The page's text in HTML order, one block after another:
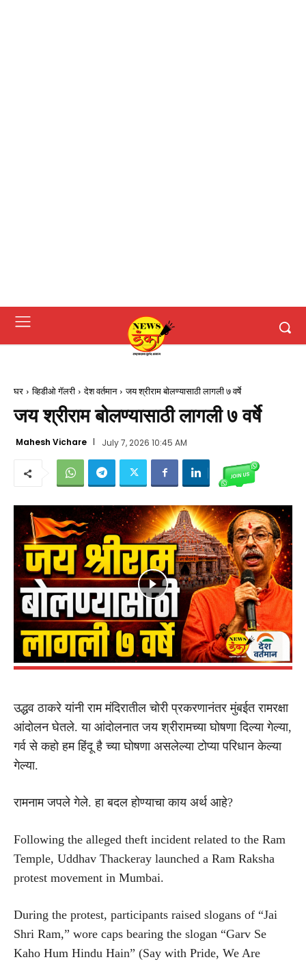
घर व्हिडीओ गॅलरी देश वर्तमान जय श्रीराम बोलण्यासाठी लागली ७ वर्षे
जय श्रीराम बोलण्यासाठी लागली ७ वर्षे
Mahesh Vichare July 7, 2026 10:45 AM
उद्धव ठाकरे यांनी राम मंदिरातील चोरी प्रकरणानंतर मुंबईत रामरक्षा
आंदोलन घेतले. या आंदोलनात जय श्रीरामच्या घोषणा दिल्या गेल्या,
गर्व से कहो हम हिंदू है च्या घोषणा असलेल्या टोप्या परिधान केल्या
गेल्या.
रामनाम जपले गेले. हा बदल होण्याचा काय अर्थ आहे?
Following the alleged theft incident related to the Ram
Temple, Uddhav Thackeray launched a Ram Raksha
protest movement in Mumbai.
During the protest, participants raised slogans of “Jai
Shri Ram,” wore caps bearing the slogan “Garv Se
Kaho Hum Hindu Hain” (Say with Pride, We Are